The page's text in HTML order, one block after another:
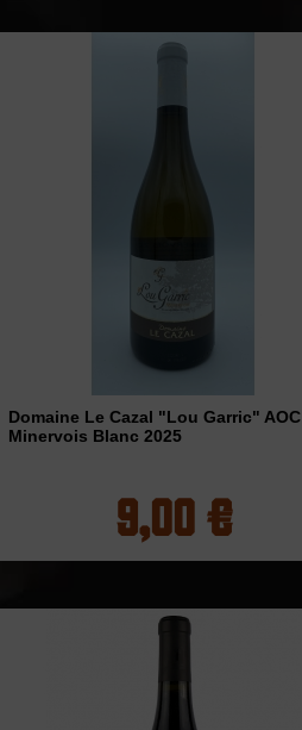
Domaine Le Cazal "Lou Garric" AOC
Minervois Blanc 2025
9,00 €